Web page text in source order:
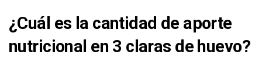
¿Cuál es la cantidad de aporte
nutricional en 3 claras de huevo?